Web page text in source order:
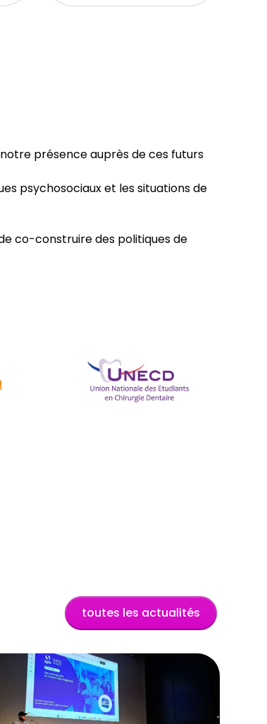
présence auprès de ces futurs
psychosociaux et les situations de
co-construire des politiques de
toutes les actualités